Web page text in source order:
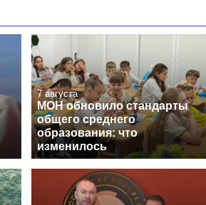
7 августа
МОН обновило стандарты
общего среднего
образования: что
изменилось